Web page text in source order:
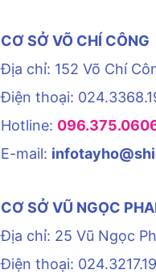
CƠ SỞ VÕ CHÍ CÔNG
Địa chỉ: 152 Võ Chí
Điện thoại:
Hotline:
E-mail:
CƠ SỞ VŨ NGỌC
Địa chỉ: 25 Vũ Ngọc
Điện thoại: